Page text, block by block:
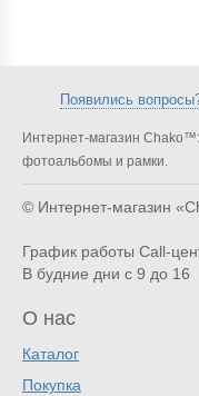
Появились
Интернет-магазин Chako™:
фотоальбомы и рамки.
© Интернет-магазин
График работы Call-
В будние дни с 9 до 16
О нас
Каталог
Покупка